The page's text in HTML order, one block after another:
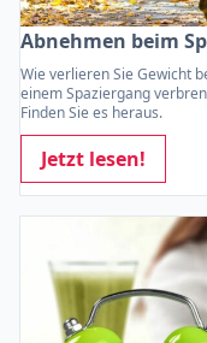
Abnehmen beim
Wie verlieren Sie Gewicht
einem Spaziergang
Finden Sie es heraus.
Jetzt lesen!